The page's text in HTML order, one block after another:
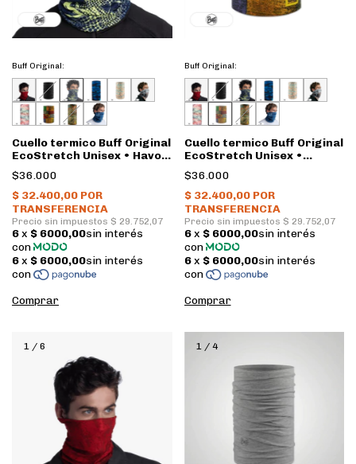
Buff Original:
Cuello termico Buff Original
EcoStretch Unisex • Havoc
Blue
$36.000
Buff Original:
Cuello termico Buff Original
EcoStretch Unisex •
National Geographic
Temple Multi
$36.000
1 / 6 1/ 4